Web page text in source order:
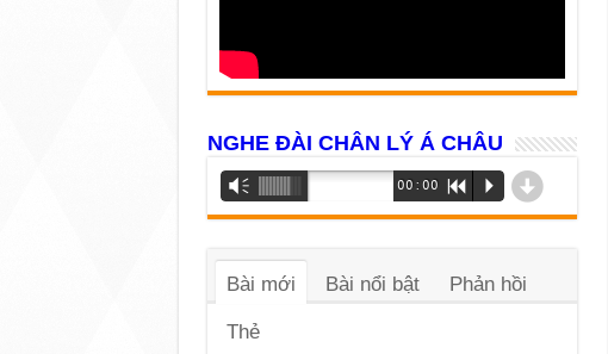
NGHE ĐÀI CHÂN LÝ Á CHÂU
Trình
phát
âm
Vm 00:00 R P d
Bài mới Bài nổi bật Phản hồi
Thẻ